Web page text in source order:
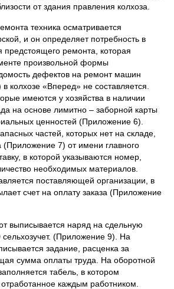
от здания правления колхоза.
техника осматривается
и он определяет потребность в
предстоящего ремонта, которая
произвольной формы
дефектов на ремонт машин
«Вперед» не составляется.
имеются у хозяйства в наличии
на основе лимитно – заборной карты
ценностей (Приложение 6).
частей, которых нет на складе,
(Приложение 7) от имени главного
в которой указываются номер,
необходимых материалов.
поставляющей организации, в
счет на оплату заказа (Приложение
выписывается наряд на сдельную
(Приложение 9). На
задание, расценка за
сумма оплаты труда. На оборотной
табель, в котором
каждым работником.